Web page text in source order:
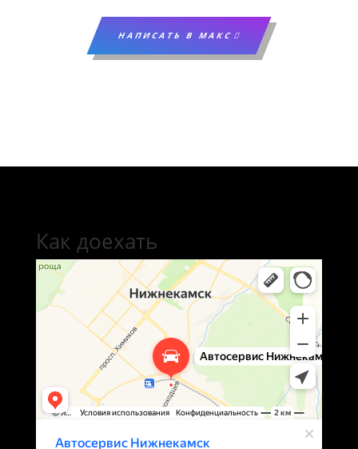
НАПИСАТЬ В МАКС
Как доехать